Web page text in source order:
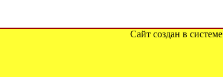
Сайт создан в системе